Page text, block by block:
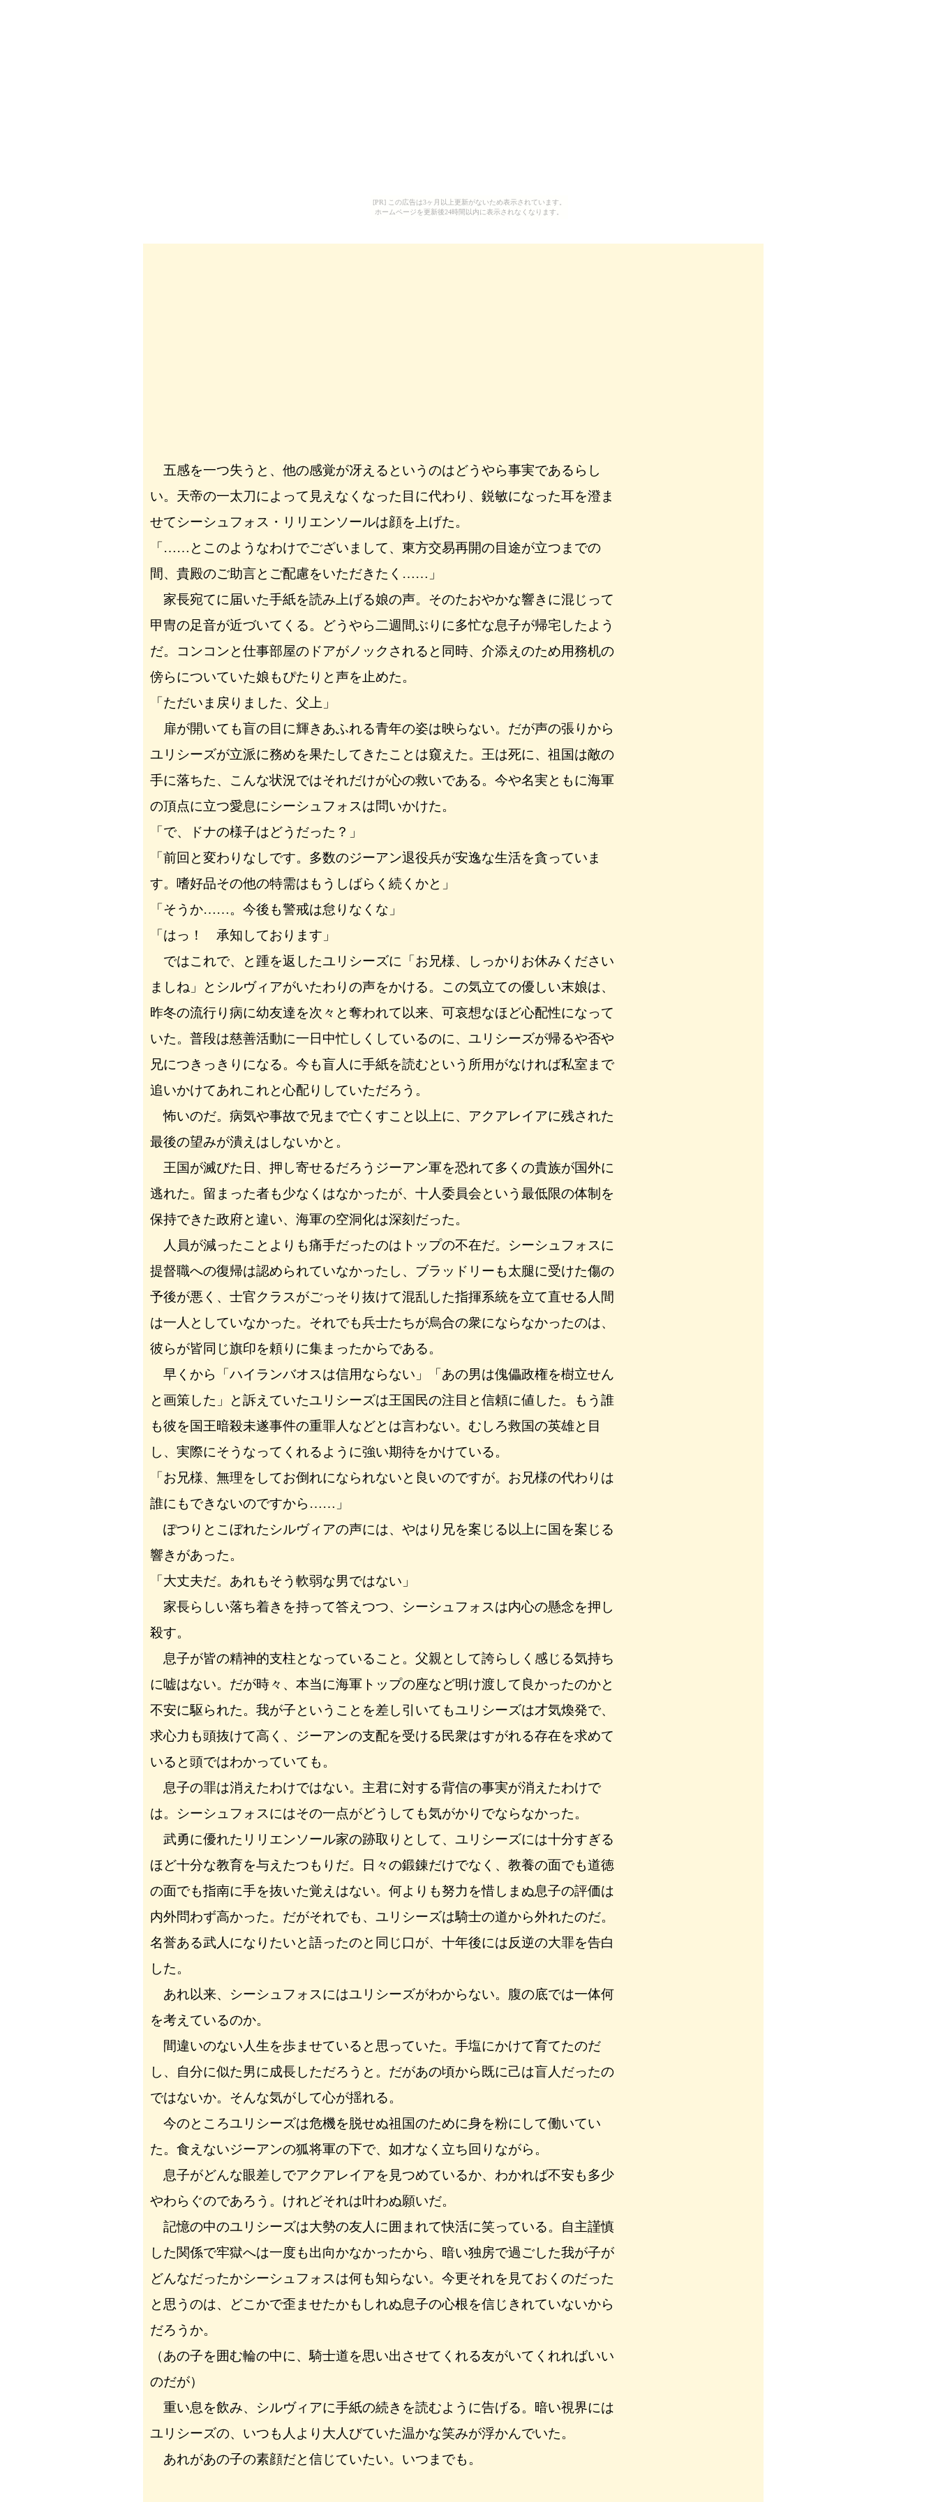
[PR] この広告は3ヶ月以上更新がないため表示されています。
ホームページを更新後24時間以内に表示されなくなります。
五感を一つ失うと、他の感覚が冴えるというのはどうやら事実であるらし
い。天帝の一太刀によって見えなくなった目に代わり、鋭敏になった耳を澄ま
せてシーシュフォス・リリエンソールは顔を上げた。
「……とこのようなわけでございまして、東方交易再開の目途が立つまでの
間、貴殿のご助言とご配慮をいただきたく……」
家長宛てに届いた手紙を読み上げる娘の声。そのたおやかな響きに混じって
甲冑の足音が近づいてくる。どうやら二週間ぶりに多忙な息子が帰宅したよう
だ。コンコンと仕事部屋のドアがノックされると同時、介添えのため用務机の
傍らについていた娘もぴたりと声を止めた。
「ただいま戻りました、父上」
扉が開いても盲の目に輝きあふれる青年の姿は映らない。だが声の張りから
ユリシーズが立派に務めを果たしてきたことは窺えた。王は死に、祖国は敵の
手に落ちた、こんな状況ではそれだけが心の救いである。今や名実ともに海軍
の頂点に立つ愛息にシーシュフォスは問いかけた。
「で、ドナの様子はどうだった？」
「前回と変わりなしです。多数のジーアン退役兵が安逸な生活を貪っていま
す。嗜好品その他の特需はもうしばらく続くかと」
「そうか……。今後も警戒は怠りなくな」
「はっ！ 承知しております」
ではこれで、と踵を返したユリシーズに「お兄様、しっかりお休みください
ましね」とシルヴィアがいたわりの声をかける。この気立ての優しい末娘は、
昨冬の流行り病に幼友達を次々と奪われて以来、可哀想なほど心配性になって
いた。普段は慈善活動に一日中忙しくしているのに、ユリシーズが帰るや否や
兄につきっきりになる。今も盲人に手紙を読むという所用がなければ私室まで
追いかけてあれこれと心配りしていただろう。
怖いのだ。病気や事故で兄まで亡くすこと以上に、アクアレイアに残された
最後の望みが潰えはしないかと。
王国が滅びた日、押し寄せるだろうジーアン軍を恐れて多くの貴族が国外に
逃れた。留まった者も少なくはなかったが、十人委員会という最低限の体制を
保持できた政府と違い、海軍の空洞化は深刻だった。
人員が減ったことよりも痛手だったのはトップの不在だ。シーシュフォスに
提督職への復帰は認められていなかったし、ブラッドリーも太腿に受けた傷の
予後が悪く、士官クラスがごっそり抜けて混乱した指揮系統を立て直せる人間
は一人としていなかった。それでも兵士たちが烏合の衆にならなかったのは、
彼らが皆同じ旗印を頼りに集まったからである。
早くから「ハイランバオスは信用ならない」「あの男は傀儡政権を樹立せん
と画策した」と訴えていたユリシーズは王国民の注目と信頼に値した。もう誰
も彼を国王暗殺未遂事件の重罪人などとは言わない。むしろ救国の英雄と目
し、実際にそうなってくれるように強い期待をかけている。
「お兄様、無理をしてお倒れになられないと良いのですが。お兄様の代わりは
誰にもできないのですから……」
ぽつりとこぼれたシルヴィアの声には、やはり兄を案じる以上に国を案じる
響きがあった。
「大丈夫だ。あれもそう軟弱な男ではない」
家長らしい落ち着きを持って答えつつ、シーシュフォスは内心の懸念を押し
殺す。
息子が皆の精神的支柱となっていること。父親として誇らしく感じる気持ち
に嘘はない。だが時々、本当に海軍トップの座など明け渡して良かったのかと
不安に駆られた。我が子ということを差し引いてもユリシーズは才気煥発で、
求心力も頭抜けて高く、ジーアンの支配を受ける民衆はすがれる存在を求めて
いると頭ではわかっていても。
息子の罪は消えたわけではない。主君に対する背信の事実が消えたわけで
は。シーシュフォスにはその一点がどうしても気がかりでならなかった。
武勇に優れたリリエンソール家の跡取りとして、ユリシーズには十分すぎる
ほど十分な教育を与えたつもりだ。日々の鍛錬だけでなく、教養の面でも道徳
の面でも指南に手を抜いた覚えはない。何よりも努力を惜しまぬ息子の評価は
内外問わず高かった。だがそれでも、ユリシーズは騎士の道から外れたのだ。
名誉ある武人になりたいと語ったのと同じ口が、十年後には反逆の大罪を告白
した。
あれ以来、シーシュフォスにはユリシーズがわからない。腹の底では一体何
を考えているのか。
間違いのない人生を歩ませていると思っていた。手塩にかけて育てたのだ
し、自分に似た男に成長しただろうと。だがあの頃から既に己は盲人だったの
ではないか。そんな気がして心が揺れる。
今のところユリシーズは危機を脱せぬ祖国のために身を粉にして働いてい
た。食えないジーアンの狐将軍の下で、如才なく立ち回りながら。
息子がどんな眼差しでアクアレイアを見つめているか、わかれば不安も多少
やわらぐのであろう。けれどそれは叶わぬ願いだ。
記憶の中のユリシーズは大勢の友人に囲まれて快活に笑っている。自主謹慎
した関係で牢獄へは一度も出向かなかったから、暗い独房で過ごした我が子が
どんなだったかシーシュフォスは何も知らない。今更それを見ておくのだった
と思うのは、どこかで歪ませたかもしれぬ息子の心根を信じきれていないから
だろうか。
（あの子を囲む輪の中に、騎士道を思い出させてくれる友がいてくれればいい
のだが）
重い息を飲み、シルヴィアに手紙の続きを読むように告げる。暗い視界には
ユリシーズの、いつも人より大人びていた温かな笑みが浮かんでいた。
あれがあの子の素顔だと信じていたい。いつまでも。